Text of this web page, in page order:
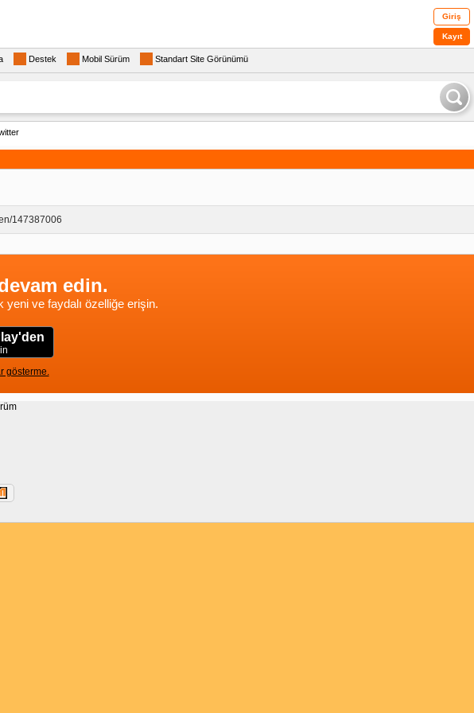
Giriş
Kayıt
Destek Mobil Sürüm Standart Site Görünümü
147387006
edin.
yeni ve faydalı özelliğe erişin.
gösterme.